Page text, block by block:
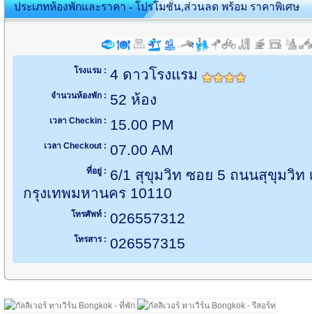
ประเภทห้องพักและราคา - โปรโมชั่น,ส่วนลด พร้อม ราคาพิเศษ
โรงแรม : 4 ดาวโรงแรม
จำนวนห้องพัก : 52 ห้อง
เวลา Checkin : 15.00 PM
เวลา Checkout : 07.00 AM
ที่อยู่ : 6/1 สุขุมวิท ซอย 5 ถนนสุขุมวิท
กรุงเทพมหานคร 10110
โทรศัพท์ : 026557312
โทรสาร : 026557315